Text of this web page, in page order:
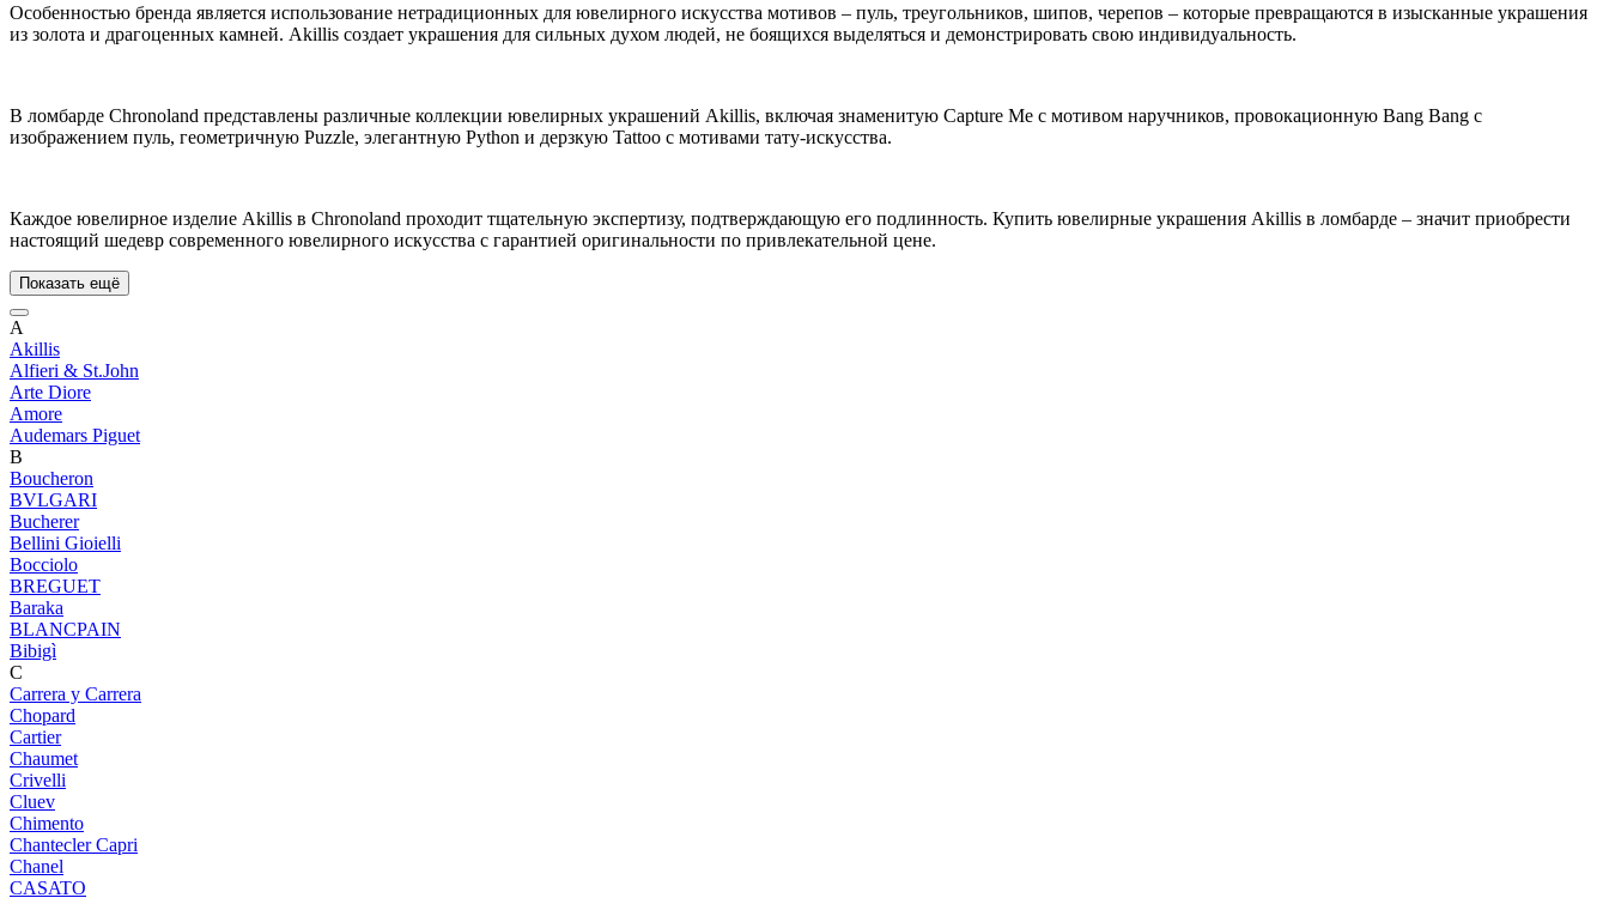
Особенностью бренда является использование нетрадиционных для ювелирного искусства мотивов – пуль, треугольников, шипов, черепов – которые превращаются в изысканные украшения
из золота и драгоценных камней. Akillis создает украшения для сильных духом людей, не боящихся выделяться и демонстрировать свою индивидуальность.
В ломбарде Chronoland представлены различные коллекции ювелирных украшений Akillis, включая знаменитую Capture Me с мотивом наручников, провокационную Bang Bang с
изображением пуль, геометричную Puzzle, элегантную Python и дерзкую Tattoo с мотивами тату-искусства.
Каждое ювелирное изделие Akillis в Chronoland проходит тщательную экспертизу, подтверждающую его подлинность. Купить ювелирные украшения Akillis в ломбарде – значит приобрести
настоящий шедевр современного ювелирного искусства с гарантией оригинальности по привлекательной цене.
Показать ещё
A
Akillis
Alfieri & St.John
Arte Diore
Amore
Audemars Piguet
B
Boucheron
BVLGARI
Bucherer
Bellini Gioielli
Bocciolo
BREGUET
Baraka
BLANCPAIN
Bibigì
C
Carrera y Carrera
Chopard
Cartier
Chaumet
Crivelli
Cluev
Chimento
Chantecler Capri
Chanel
CASATO